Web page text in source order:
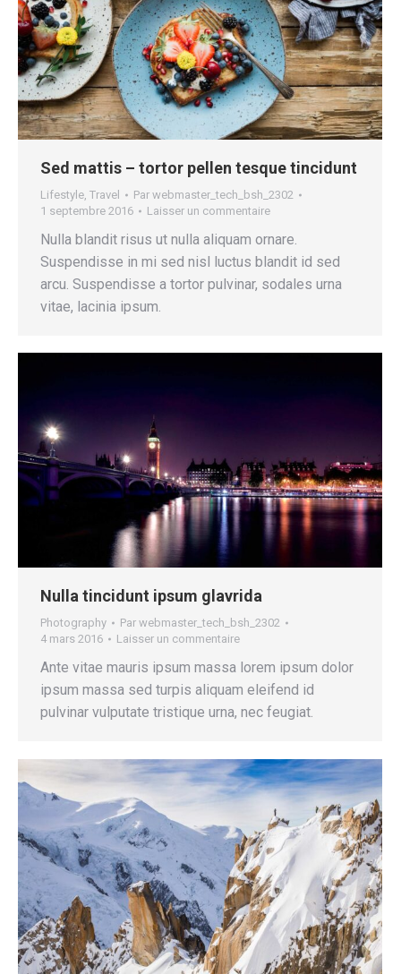
Sed mattis – tortor pellen tesque tincidunt
Lifestyle Travel Par webmaster_tech_bsh_2302
1 septembre 2016
Laisser un commentaire
Nulla blandit risus ut nulla aliquam ornare.
Suspendisse in mi sed nisl luctus blandit id sed
arcu. Suspendisse a tortor pulvinar, sodales urna
vitae, lacinia ipsum.
Nulla tincidunt ipsum glavrida
Photography Par webmaster_tech_bsh_2302
4 mars 2016
Laisser un commentaire
Ante vitae mauris ipsum massa lorem ipsum dolor
ipsum massa sed turpis aliquam eleifend id
pulvinar vulputate tristique urna, nec feugiat.